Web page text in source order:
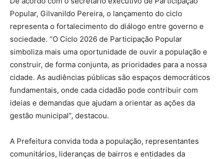
Popular, Gilvanildo Pereira, o lançamento do ciclo
representa o fortalecimento do diálogo entre governo e
sociedade. “O Ciclo 2026 de Participação Popular
simboliza mais uma oportunidade de ouvir a população e
construir, de forma conjunta, as prioridades para a nossa
cidade. As audiências públicas são espaços democráticos
fundamentais, onde cada cidadão pode contribuir com
ideias e demandas que ajudam a orientar as ações da
gestão municipal”, destacou.
A Prefeitura convida toda a população, representantes
comunitários, lideranças de bairros e entidades da